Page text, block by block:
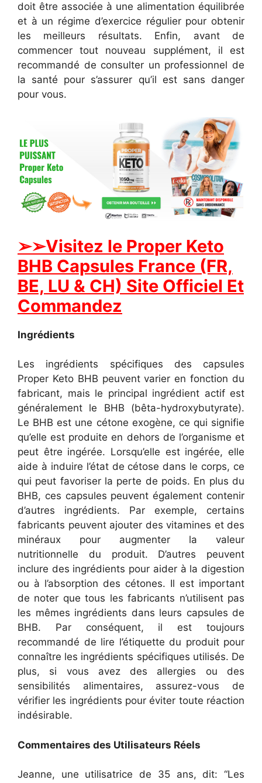
doit être associée à une alimentation équilibrée
et à un régime d’exercice régulier pour obtenir
les meilleurs résultats. Enfin, avant de
commencer tout nouveau supplément, il est
recommandé de consulter un professionnel de
la santé pour s’assurer qu’il est sans danger
pour vous.
➢➢Visitez le Proper Keto
BHB Capsules France (FR,
BE, LU & CH) Site Officiel Et
Commandez
Ingrédients
Les ingrédients spécifiques des capsules
Proper Keto BHB peuvent varier en fonction du
fabricant, mais le principal ingrédient actif est
généralement le BHB (bêta-hydroxybutyrate).
Le BHB est une cétone exogène, ce qui signifie
qu’elle est produite en dehors de l’organisme et
peut être ingérée. Lorsqu’elle est ingérée, elle
aide à induire l’état de cétose dans le corps, ce
qui peut favoriser la perte de poids. En plus du
BHB, ces capsules peuvent également contenir
d’autres ingrédients. Par exemple, certains
fabricants peuvent ajouter des vitamines et des
minéraux pour augmenter la valeur
nutritionnelle du produit. D’autres peuvent
inclure des ingrédients pour aider à la digestion
ou à l’absorption des cétones. Il est important
de noter que tous les fabricants n’utilisent pas
les mêmes ingrédients dans leurs capsules de
BHB. Par conséquent, il est toujours
recommandé de lire l’étiquette du produit pour
connaître les ingrédients spécifiques utilisés. De
plus, si vous avez des allergies ou des
sensibilités alimentaires, assurez-vous de
vérifier les ingrédients pour éviter toute réaction
indésirable.
Commentaires des Utilisateurs Réels
Jeanne, une utilisatrice de 35 ans, dit: “Les